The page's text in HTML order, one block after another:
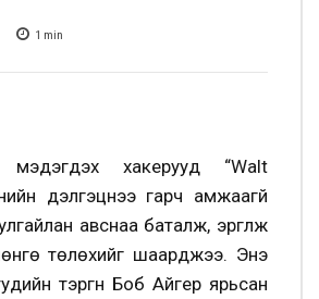
1 min
хакерууд “Walt
дэлгэцнээ гарч амжаагүй
авснаа баталж, эргүүлж
төлөхийг шаарджээ. Энэ
тэргүүн Боб Айгер ярьсан